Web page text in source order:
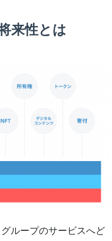
来性とは
ループのサービスへど